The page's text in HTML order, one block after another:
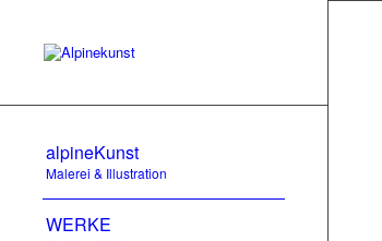
alpineKunst
Malerei & Illustration
WERKE